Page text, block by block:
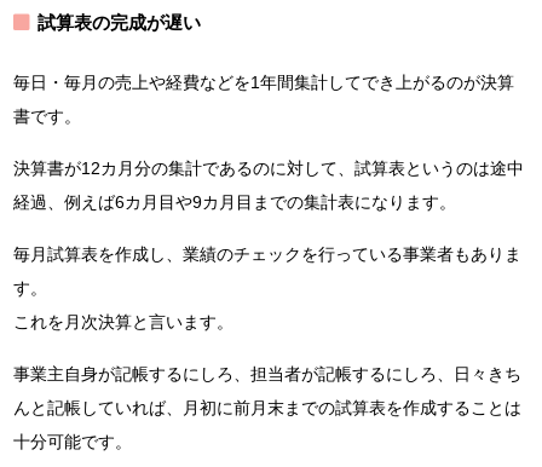
試算表の完成が遅い
毎日・毎月の売上や経費などを1年間集計してでき上がるのが決算
書です。
決算書が12カ月分の集計であるのに対して、試算表というのは途中
経過、例えば6カ月目や9カ月目までの集計表になります。
毎月試算表を作成し、業績のチェックを行っている事業者もありま
す。
これを月次決算と言います。
事業主自身が記帳するにしろ、担当者が記帳するにしろ、日々きち
んと記帳していれば、月初に前月末までの試算表を作成することは
十分可能です。